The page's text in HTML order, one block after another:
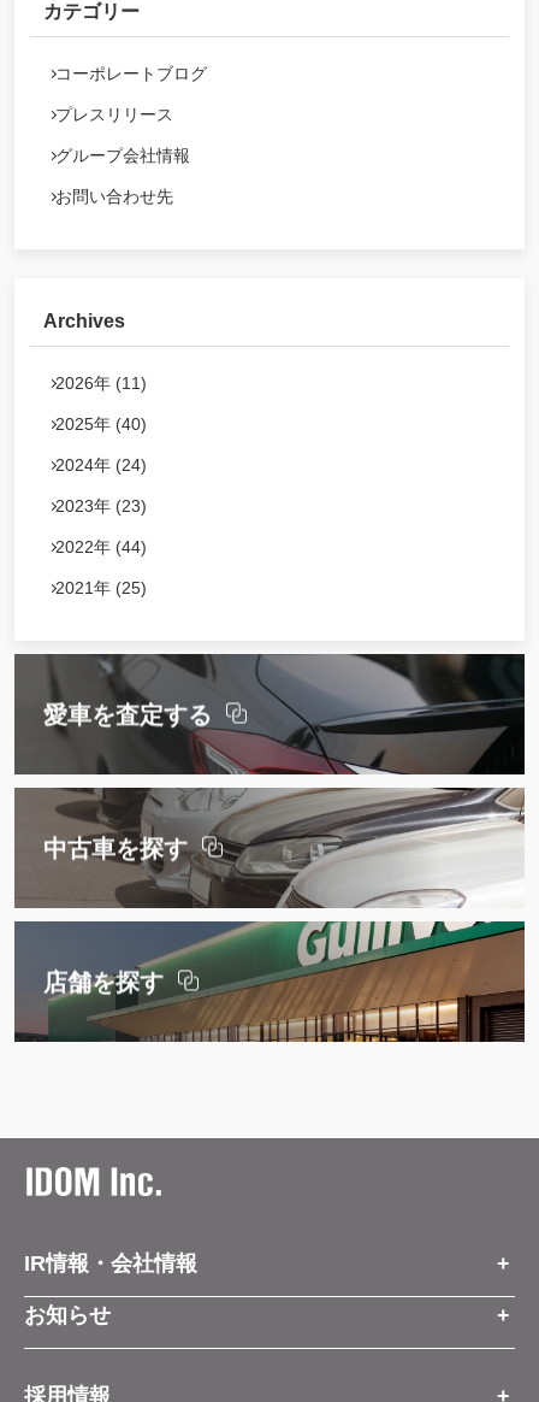
カテゴリー
コーポレートブログ
プレスリリース
グループ会社情報
お問い合わせ先
Archives
2026年 (11)
2025年 (40)
2024年 (24)
2023年 (23)
2022年 (44)
2021年 (25)
愛車を査定する
中古車を探す
店舗を探す
IR情報・会社情報
IR情報トップ
会社情報
お知らせ
お知らせ
採用情報